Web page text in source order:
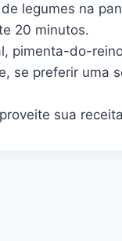
legumes na
20 minutos.
pimenta-do-
se preferir uma
sua